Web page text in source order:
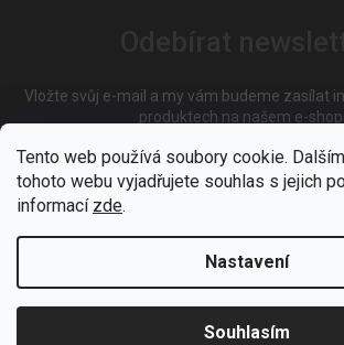
Tento web používá soubory cookie.
tohoto webu vyjadřujete souhlas s jejich
informací zde.
Nastavení
Souhlasím
Vložte svůj e-mail a my vám budeme zasílat
produktech na našem e-
E-mail
Vložením e-mailu souhlasíte spodmínkami
údajů
PŘIHLÁSIT SE